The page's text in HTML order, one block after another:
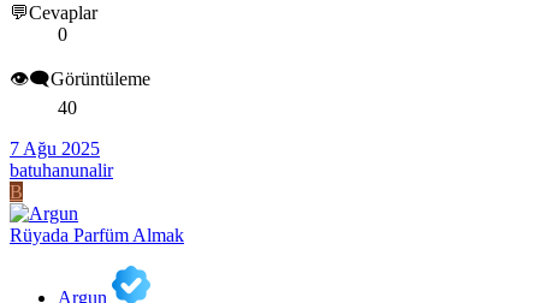
💬Cevaplar
0
👁️‍🗨️Görüntüleme
40
7 Ağu 2025
batuhanunalir
B
Rüyada Parfüm Almak
Argun